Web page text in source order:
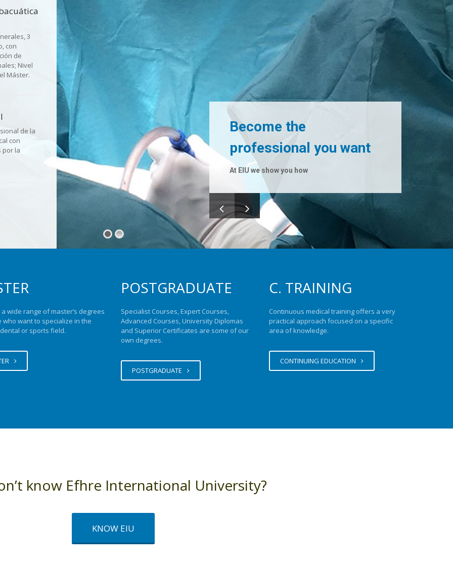
Become the
professional you want
At EIU we show you how
3
con
de
Nivel
Máster.
de la
con
por la
y
new
de las
wide range of master’s degrees
who want to specialize in the
or sports field.
POSTGRADUATE
Specialist Courses, Expert Courses,
Advanced Courses, University Diplomas
and Superior Certificates are some of our
own degrees.
POSTGRADUATE
C. TRAINING
Continuous medical training offers a very
practical approach focused on a specific
area of knowledge.
CONTINUING EDUCATION
know Efhre International University?
KNOW EIU